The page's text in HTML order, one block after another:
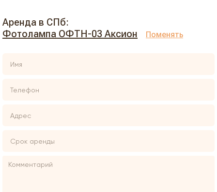
Аренда в СПб:
Фотолампа ОФТН-03 Аксион
Поменять